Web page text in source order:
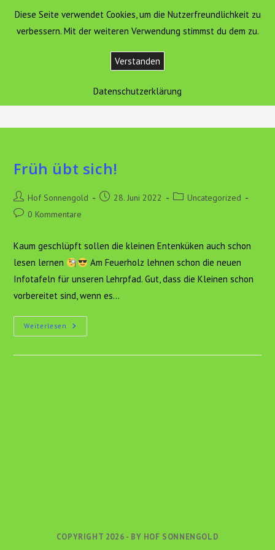
springen
Hof Sonnengold MENÜ
Lehrpfad
Früh übt sich!
Beitrags-
Autor:
Hof Sonnengold
Beitrag28. Juni 2022
Beitrags-
Uncategorized
Beitrags-
0 Kommentare
Kaum geschlüpft sollen die kleinen Entenküken auch schon
lesen lernen
Am Feuerholz lehnen schon die neuen
Infotafeln für unseren Lehrpfad. Gut, dass die Kleinen schon
vorbereitet sind, wenn es…
Weiterlesen Früh
Übt
COPYRIGHT 2026 - BY HOF SONNENGOLD
Diese Seite verwendet Cookies, um die Nutzerfreundlichkeit zu
verbessern. Mit der weiteren Verwendung stimmst du dem zu.
Verstanden
Datenschutzerklärung